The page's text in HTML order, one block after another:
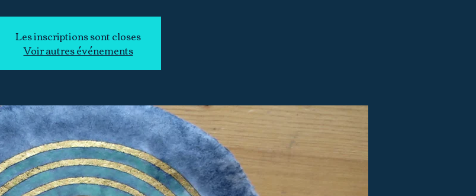
Les inscriptions sont closes
Voir autres événements